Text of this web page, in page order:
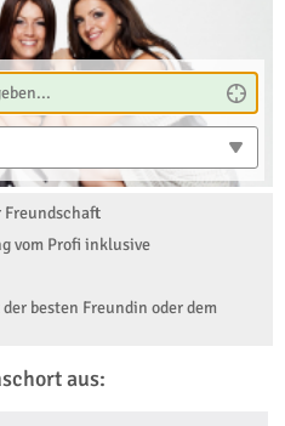
vom Profi inklusive
besten Freundin oder dem
aus: